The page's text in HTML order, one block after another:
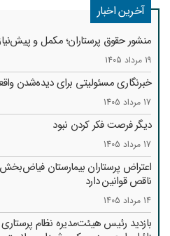
آخرین اخبار
منشور حقوق پرستاران؛ مکمل و
19 مرداد 1405
خبرنگاری مسئولیتی برای دیده‌شدن
17 مرداد 1405
دیگر فرصت فکر کردن نبود
17 مرداد 1405
اعتراض پرستاران بیمارستان
ناقص قوانین دارد
14 مرداد 1405
بازدید رئیس هیئت‌مدیره نظام